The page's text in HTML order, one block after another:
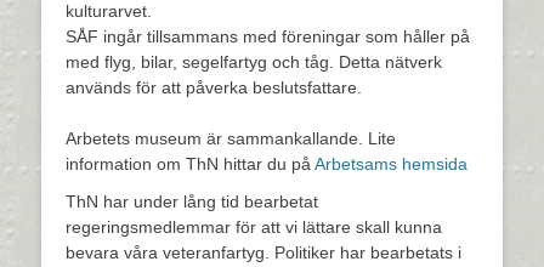
kulturarvet.
SÅF ingår tillsammans med föreningar som håller på
med flyg, bilar, segelfartyg och tåg. Detta nätverk
används för att påverka beslutsfattare.
Arbetets museum är sammankallande. Lite
information om ThN hittar du på Arbetsams hemsida
ThN har under lång tid bearbetat
regeringsmedlemmar för att vi lättare skall kunna
bevara våra veteranfartyg. Politiker har bearbetats i